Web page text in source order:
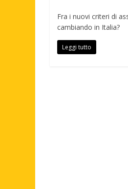
Fra i nuovi criteri di
cambiando in Italia?
Leggi tutto